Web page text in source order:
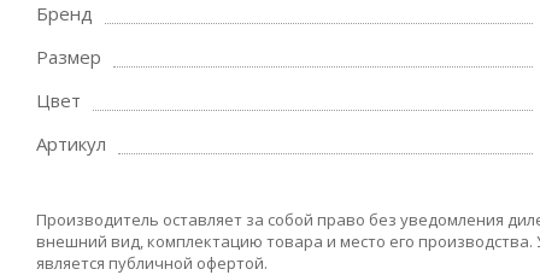
Бренд
Размер
Цвет
Артикул
Производитель оставляет за собой право без уведомления
внешний вид, комплектацию товара и место его
является публичной офертой.